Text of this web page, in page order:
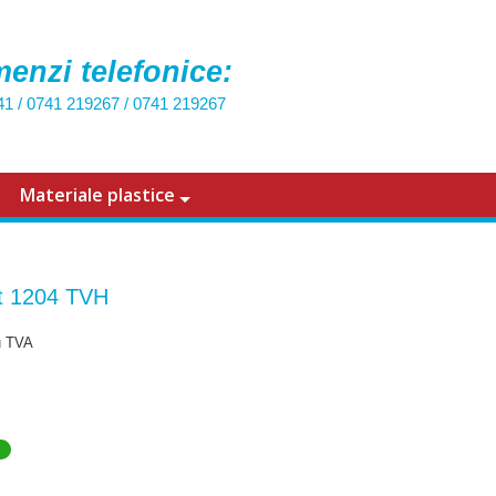
telefonice:
/ 0741 219267/ 0741 219267
Materiale plastice
1204 TVH
TVA